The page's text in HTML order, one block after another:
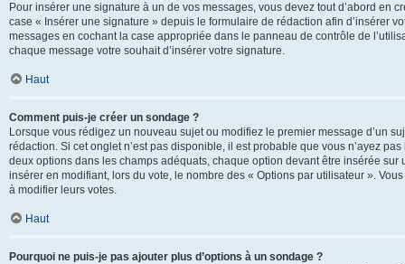
Pour insérer une signature à un de vos messages, vous devez tout d’abord en
case « Insérer une signature » depuis le formulaire de rédaction afin d’insérer
messages en cochant la case appropriée dans le panneau de contrôle de
chaque message votre souhait d’insérer votre signature.
Haut
Comment puis-je créer un sondage ?
Lorsque vous rédigez un nouveau sujet ou modifiez le premier message d’un
rédaction. Si cet onglet n’est pas disponible, il est probable que vous n’ayez
deux options dans les champs adéquats, chaque option devant être insérée
insérer en modifiant, lors du vote, le nombre des « Options par utilisateur ».
à modifier leurs votes.
Haut
Pourquoi ne puis-je pas ajouter plus d’options à un sondage ?